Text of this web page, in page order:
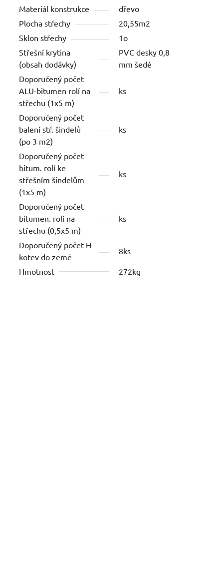
Materiál konstrukce
dřevo
Plocha střechy
20,55m2
Sklon střechy
1o
Střešní krytina
(obsah dodávky)
PVC desky 0,8
mm šedé
Doporučený počet
ALU-bitumen rolí na
střechu (1x5 m)
ks
Doporučený počet
balení stř. šindelů
(po 3 m2)
ks
Doporučený počet
bitum. rolí ke
střešním šindelům
(1x5 m)
ks
Doporučený počet
bitumen. rolí na
střechu (0,5x5 m)
ks
Doporučený počet H-
kotev do země
8ks
Hmotnost 272kg